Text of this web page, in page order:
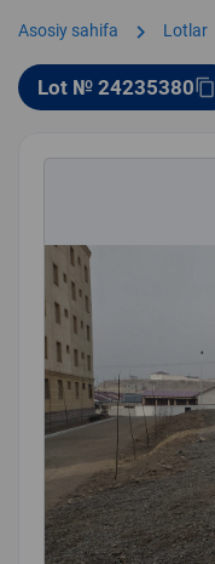
Asosiy sahifa chevron_right Lotlar
Lot № 24235380content_copy